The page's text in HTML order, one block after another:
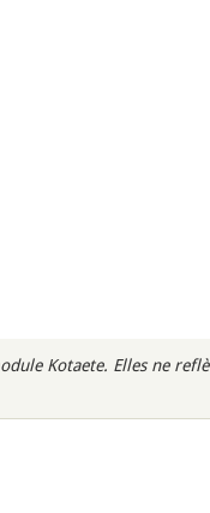
Kotaete. Elles ne